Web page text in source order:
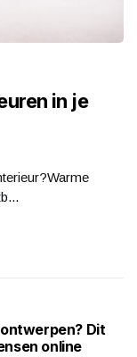
in je
Dit
online